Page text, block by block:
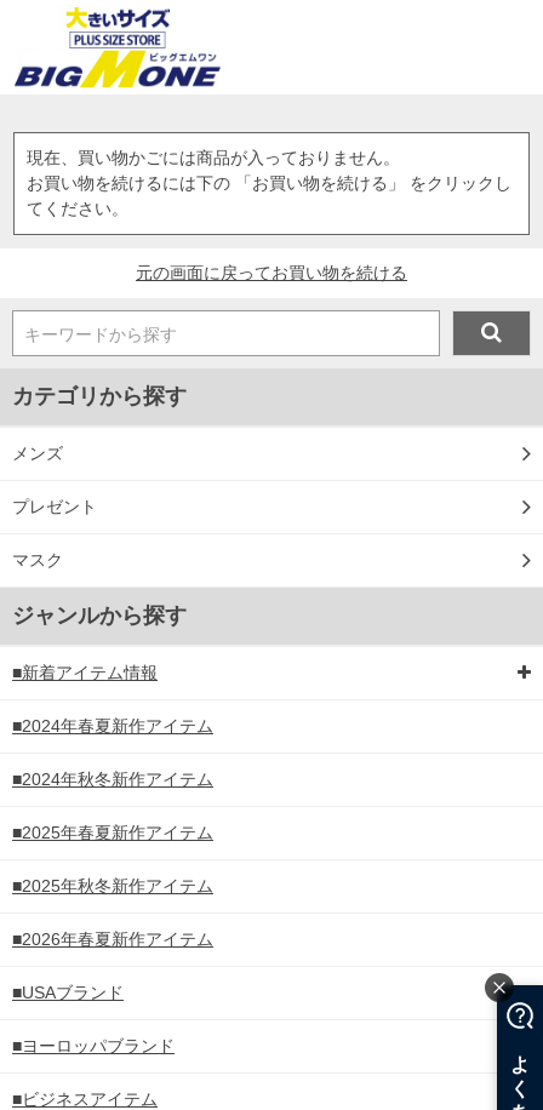
現在、買い物かごには商品が入っておりません。
お買い物を続けるには下の 「お買い物を続ける」 をクリックし
てください。
元の画面に戻ってお買い物を続ける
キーワードから探す
カテゴリから探す
メンズ
プレゼント
マスク
ジャンルから探す
■新着アイテム情報
■2024年春夏新作アイテム
■2024年秋冬新作アイテム
■2025年春夏新作アイテム
■2025年秋冬新作アイテム
■2026年春夏新作アイテム
■USAブランド
■ヨーロッパブランド
■ビジネスアイテム